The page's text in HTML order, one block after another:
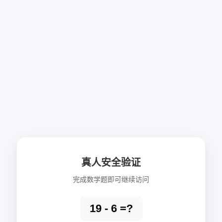
真人安全验证
完成数学题即可继续访问
19 - 6 =?